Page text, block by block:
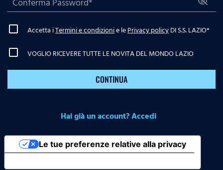
Accetta iTermini e condizionie lePrivacy policyDI S.S. LAZIO*
VOGLIO RICEVERE TUTTE LE NOVITA DEL MONDO LAZIO
CONTINUA
Hai già un account? Accedi
Le tue preferenze relative alla privacy